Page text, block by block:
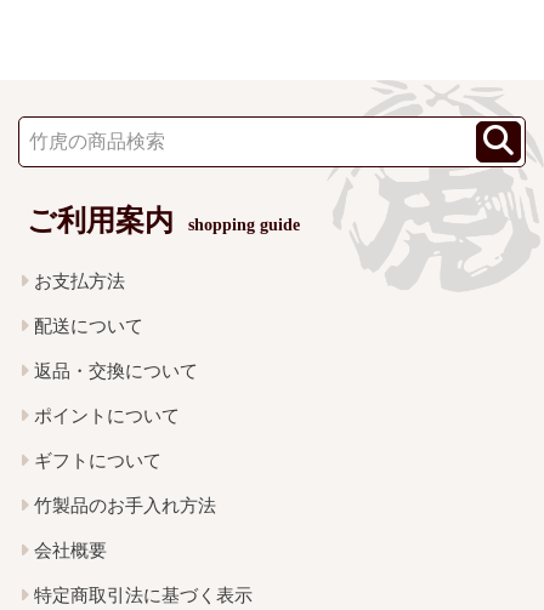
ご利用案内 shopping guide
お支払方法
配送について
返品・交換について
ポイントについて
ギフトについて
竹製品のお手入れ方法
会社概要
特定商取引法に基づく表示